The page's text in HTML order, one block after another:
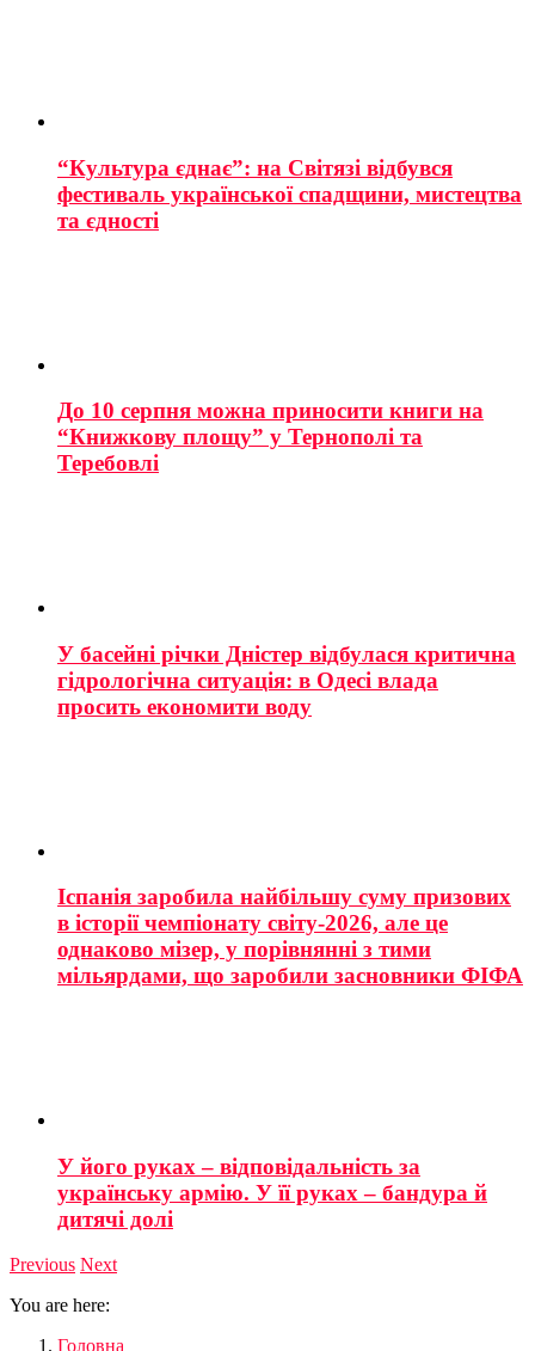
“Культура єднає”: на Світязі відбувся
фестиваль української спадщини, мистецтва
та єдності
До 10 серпня можна приносити книги на
“Книжкову площу” у Тернополі та
Теребовлі
У басейні річки Дністер відбулася критична
гідрологічна ситуація: в Одесі влада
просить економити воду
Іспанія заробила найбільшу суму призових
в історії чемпіонату світу-2026, але це
однаково мізер, у порівнянні з тими
мільярдами, що заробили засновники ФІФА
У його руках – відповідальність за
українську армію. У її руках – бандура й
дитячі долі
Previous Next
You are here:
Головна